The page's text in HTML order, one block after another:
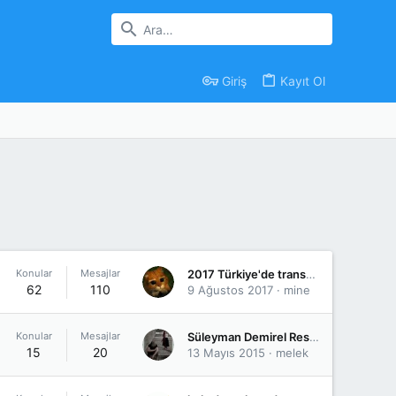
Giriş Kayıt Ol
Konular
62
Mesajlar
110
2017 Türkiye'de transfer dönemi capsleri
9 Ağustos 2017
mine
Konular
15
Mesajlar
20
Süleyman Demirel Resimleri
13 Mayıs 2015
melek